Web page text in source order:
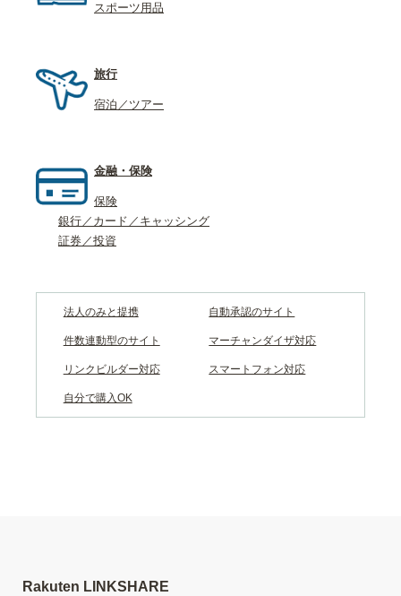
スポーツ用品
旅行
宿泊／ツアー
金融・保険
保険
銀行／カード／キャッシング
証券／投資
法人のみと提携 自動承認のサイト
件数連動型のサイト マーチャンダイザ対応
リンクビルダー対応 スマートフォン対応
自分で購入OK
Rakuten LINKSHARE